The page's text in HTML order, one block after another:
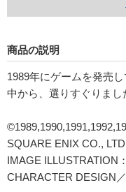
商品の説明
1989年にゲームを発売
中から、選りすぐりま
SQUARE ENIX CO.,
IMAGE
CHARACTER DESIGN